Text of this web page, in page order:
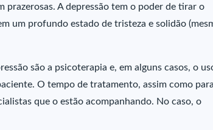
prazerosas. A depressão tem o poder de tirar o
um profundo estado de tristeza e solidão
são a psicoterapia e, em alguns casos, o
O tempo de tratamento, assim como
que o estão acompanhando. No caso, o